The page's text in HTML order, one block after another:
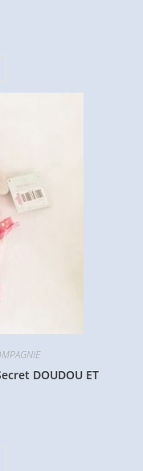
DOUDOU ET